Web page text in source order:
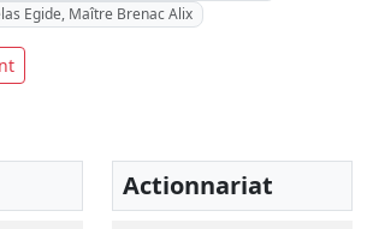
Egide, Maître Brenac Alix
Actionnariat